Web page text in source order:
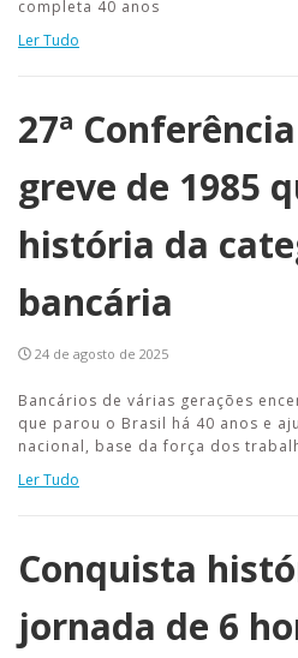
completa 40 anos
Ler Tudo
27ª
greve de 1985
história da
bancária
24 de agosto de 2025
Bancários de várias gerações
que parou o Brasil há 40 anos e
nacional, base da força dos
Ler Tudo
Conquista
jornada de 6